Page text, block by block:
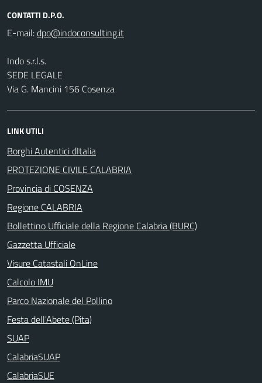
CONTATTI D.P.O.
E-mail:
Indo s.r.l.s.
SEDE LEGALE
Via G. Mancini 156 Cosenza
LINK UTILI
Borghi Autentici dItalia
PROTEZIONE CIVILE CALABRIA
Provincia di COSENZA
Regione CALABRIA
Bollettino Ufficiale della Regione Calabria (BURC)
Gazzetta Ufficiale
Visure Catastali OnLine
Calcolo IMU
Parco Nazionale del Pollino
Festa dell'Abete (Pita)
SUAP
CalabriaSUAP
CalabriaSUE